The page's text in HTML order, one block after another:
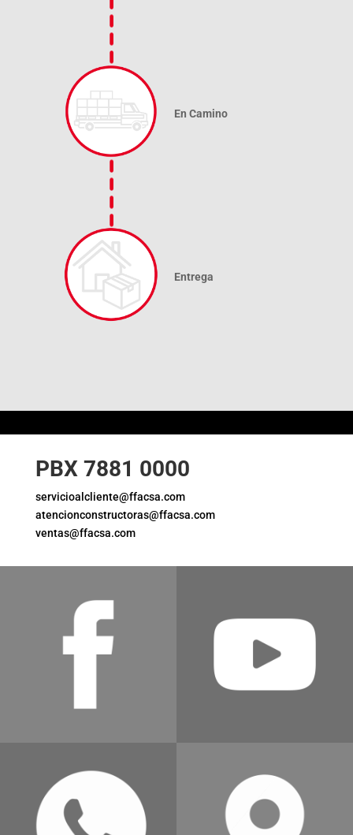
En Camino
Entrega
PBX 7881 0000
servicioalcliente@ffacsa.com
atencionconstructoras@ffacsa.com
ventas@ffacsa.com